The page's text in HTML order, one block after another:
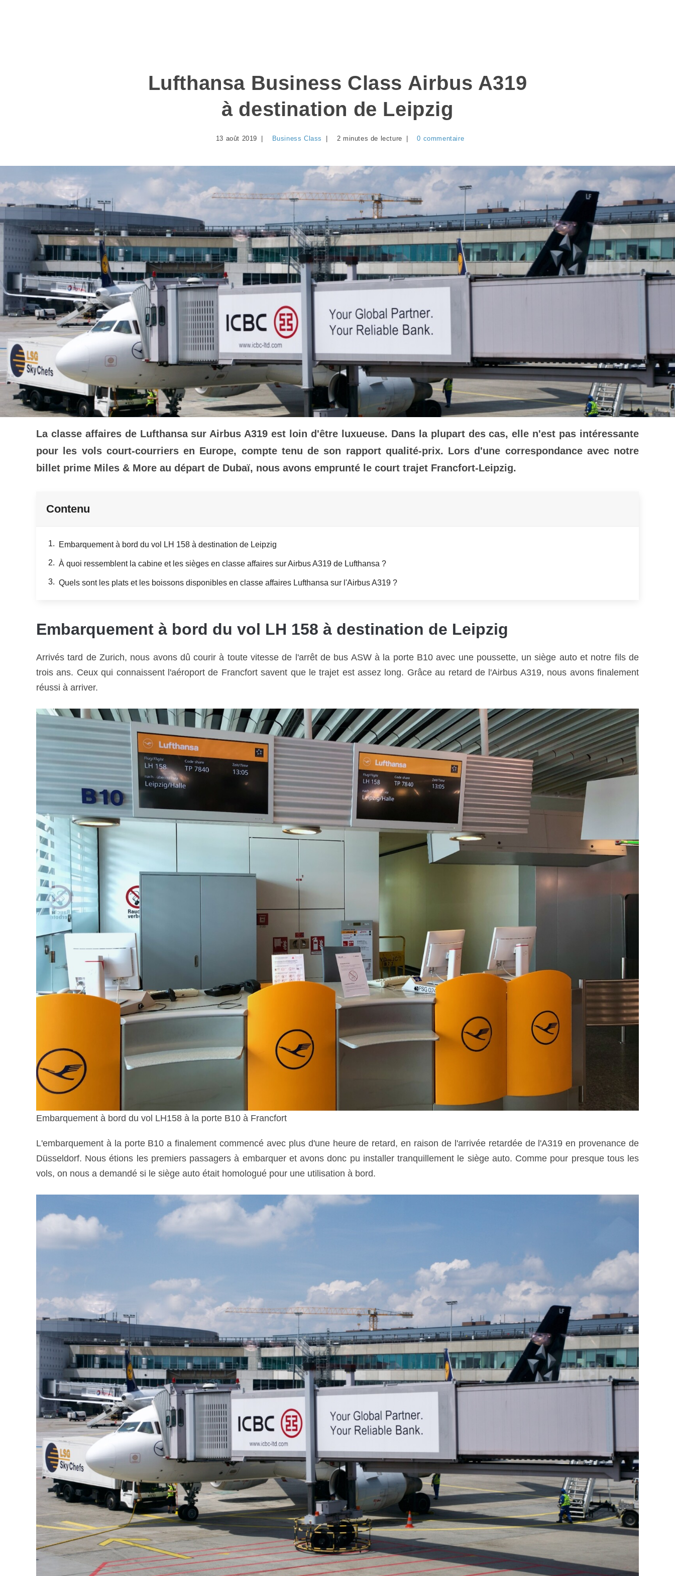
Lufthansa Business Class Airbus A319
à destination de Leipzig
13 août 2019 Business Class 2 minutes de lecture 0 commentaire
La classe affaires de Lufthansa sur Airbus A319 est loin d'être luxueuse. Dans la plupart des cas, elle n'est pas intéressante
pour les vols court-courriers en Europe, compte tenu de son rapport qualité-prix. Lors d'une correspondance avec notre
billet prime Miles & More au départ de Dubaï, nous avons emprunté le court trajet Francfort-Leipzig.
Contenu
Embarquement à bord du vol LH 158 à destination de Leipzig
À quoi ressemblent la cabine et les sièges en classe affaires sur Airbus A319 de Lufthansa ?
Quels sont les plats et les boissons disponibles en classe affaires Lufthansa sur l'Airbus A319 ?
Embarquement à bord du vol LH 158 à destination de Leipzig
Arrivés tard de Zurich, nous avons dû courir à toute vitesse de l'arrêt de bus ASW à la porte B10 avec une poussette, un siège auto et notre fils de
trois ans. Ceux qui connaissent l'aéroport de Francfort savent que le trajet est assez long. Grâce au retard de l'Airbus A319, nous avons finalement
réussi à arriver.
Embarquement à bord du vol LH158 à la porte B10 à Francfort
L'embarquement à la porte B10 a finalement commencé avec plus d'une heure de retard, en raison de l'arrivée retardée de l'A319 en provenance de
Düsseldorf. Nous étions les premiers passagers à embarquer et avons donc pu installer tranquillement le siège auto. Comme pour presque tous les
vols, on nous a demandé si le siège auto était homologué pour une utilisation à bord.